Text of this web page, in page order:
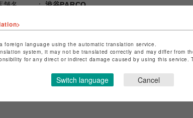
舗名
渋谷PARCO
定商取引法など法令に基づく表記は
foreign language using the automatic translation service.
system, it may not be translated correctly and may differ from
for any direct or indirect damage caused by using this service.
Switch language Cancel